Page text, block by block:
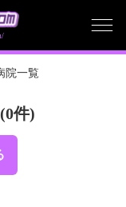
院一覧
件)